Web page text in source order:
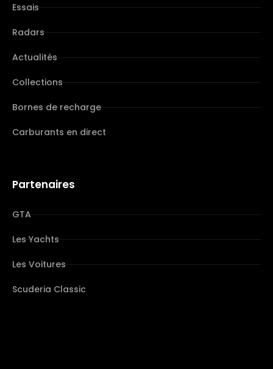
Essais
Radars
Actualités
Collections
Bornes de recharge
Carburants en direct
Partenaires
GTA
Les Yachts
Les Voitures
Scuderia Classic